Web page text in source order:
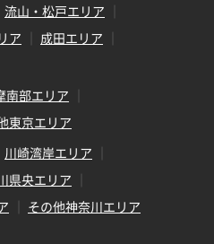
流山・松戸エリア
ア
成田エリア
南部エリア
東京エリア
川崎湾岸エリア
県央エリア
その他神奈川エリア